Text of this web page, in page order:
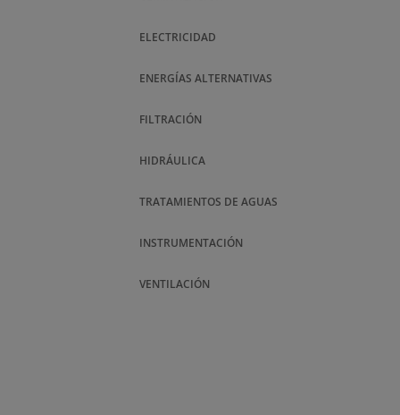
ELECTRICIDAD
ENERGÍAS ALTERNATIVAS
FILTRACIÓN
HIDRÁULICA
TRATAMIENTOS DE AGUAS
INSTRUMENTACIÓN
VENTILACIÓN